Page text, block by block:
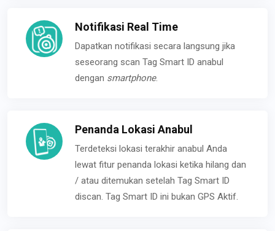
Notifikasi Real Time
Dapatkan notifikasi secara langsung jika
seseorang scan Tag Smart ID anabul
dengan smartphone.
Penanda Lokasi Anabul
Terdeteksi lokasi terakhir anabul Anda
lewat fitur penanda lokasi ketika hilang dan
/ atau ditemukan setelah Tag Smart ID
discan. Tag Smart ID ini bukan GPS Aktif.